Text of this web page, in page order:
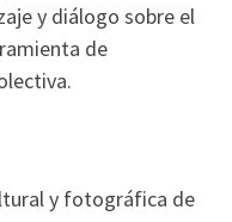
y diálogo sobre el
de
y fotográfica de